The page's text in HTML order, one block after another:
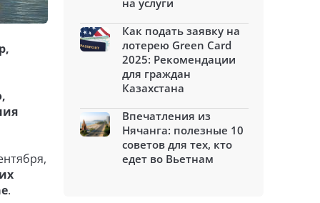
.
на услуги
Как подать заявку на
лотерею Green Card
2025: Рекомендации
для граждан
Казахстана
Впечатления из
Нячанга: полезные 10
советов для тех, кто
едет во Вьетнам